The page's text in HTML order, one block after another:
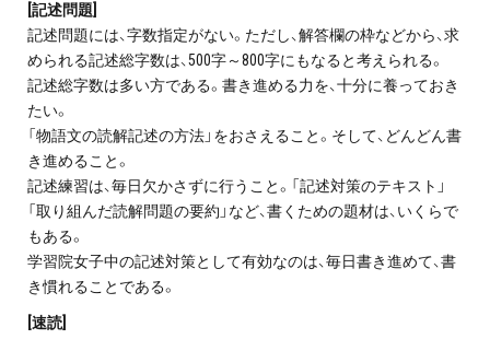
よくある質問
採用情報
インフォメーション
会社概要
採用情報
[記述問題]
記述問題には、字数指定がない。ただし、解答欄の枠などから、求
められる記述総字数は、500字～800字にもなると考えられる。
記述総字数は多い方である。書き進める力を、十分に養っておき
たい。
「物語文の読解記述の方法」をおさえること。そして、どんどん書
き進めること。
記述練習は、毎日欠かさずに行うこと。「記述対策のテキスト」
「取り組んだ読解問題の要約」など、書くための題材は、いくらで
もある。
学習院女子中の記述対策として有効なのは、毎日書き進めて、書
き慣れることである。
[速読]